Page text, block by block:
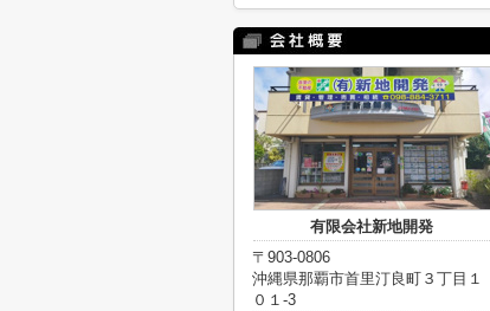
有限会社新地開発
〒903-0806
沖縄県那覇市首里汀良町３丁目１
０１-3